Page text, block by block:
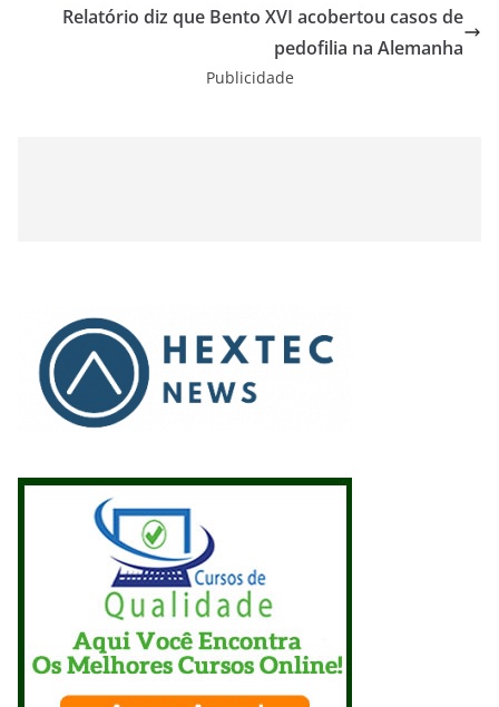
Relatório diz que Bento XVI acobertou casos de
pedofilia na Alemanha
Publicidade